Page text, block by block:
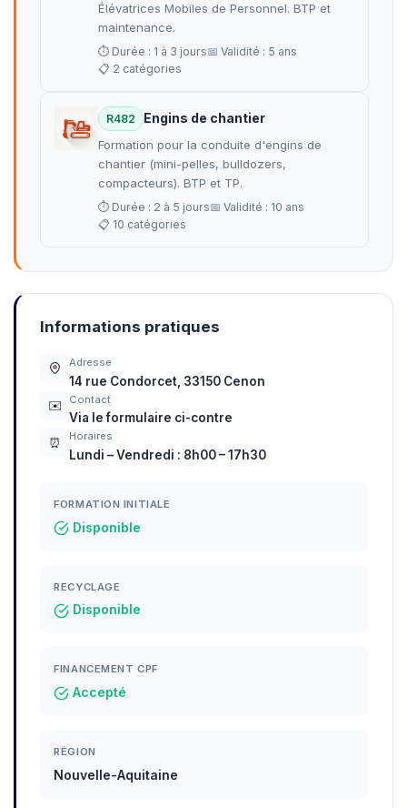
Élévatrices Mobiles de Personnel. BTP et
maintenance.
⏱ Durée : 1 à 3 jours📅 Validité : 5 ans
📋 2 catégories
R482 Engins de chantier
Formation pour la conduite d'engins de
chantier (mini-pelles, bulldozers,
compacteurs). BTP et TP.
⏱ Durée : 2 à 5 jours📅 Validité : 10 ans
📋 10 catégories
Informations pratiques
Adresse
14 rue Condorcet, 33150 Cenon
✉️
Contact
Via le formulaire ci-contre
⏰
Horaires
Lundi – Vendredi : 8h00 – 17h30
FORMATION INITIALE
Disponible
RECYCLAGE
Disponible
FINANCEMENT CPF
Accepté
RÉGION
Nouvelle-Aquitaine